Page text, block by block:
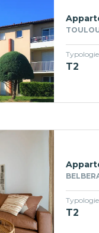
Typologie
T2
Typologie
T2